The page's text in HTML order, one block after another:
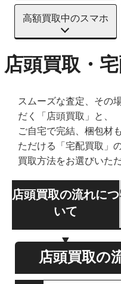
高額買取中のスマホ
店頭買取・
スムーズな査定、その
だく「店頭買取」と、
ご自宅で完結、梱包材
ただける「宅配買取」
買取方法をお選びいた
店頭買取の流れにつ
いて
店頭買取の